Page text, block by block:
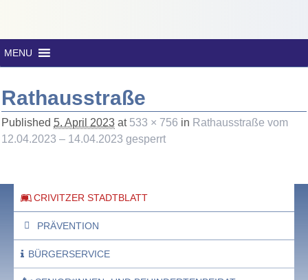
MENU
Rathausstraße
Published 5. April 2023 at 533 × 756 in Rathausstraße vom
12.04.2023 – 14.04.2023 gesperrt
CRIVITZER STADTBLATT
PRÄVENTION
BÜRGERSERVICE